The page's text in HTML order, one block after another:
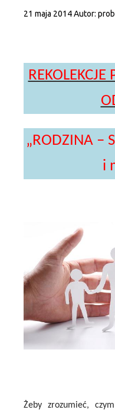
21 maja 2014Autor:
„RODZINA –
i
Żeby zrozumieć,